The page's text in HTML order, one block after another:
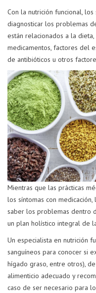
Con la nutrición funcional,
diagnosticar los problemas
están relacionados a la
medicamentos, factores del
de antibióticos u otros
Mientras que las prácticas
los síntomas con
saber los problemas dentro
un plan holístico integral de
Un especialista en nutrición
sanguíneos para conocer si
hígado graso, entre otros),
alimenticio adecuado y
caso de ser necesario para